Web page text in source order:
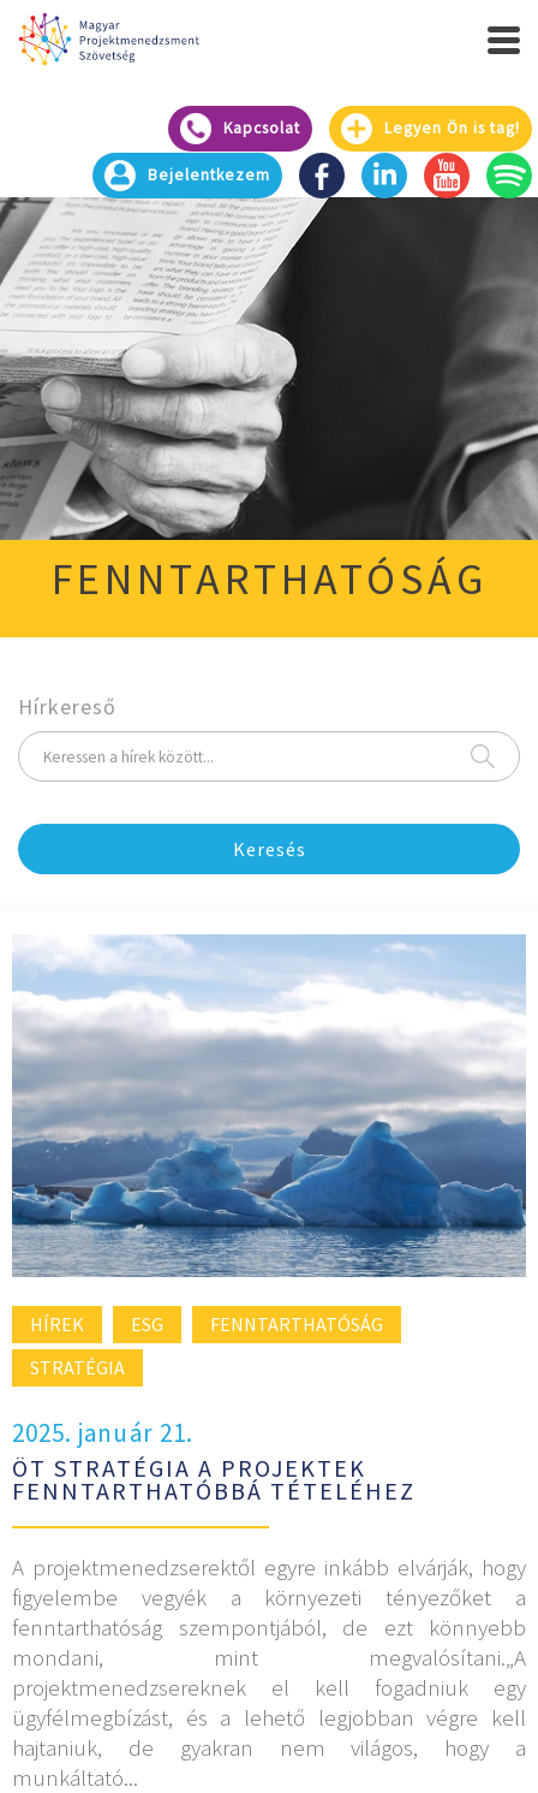
Kapcsolat Legyen Ön is tag!
Bejelentkezem
FENNTARTHATÓSÁG
Hírkereső
Keresés
HÍREK ESG
FENNTARTHATÓSÁG
STRATÉGIA
2025. január 21.
ÖT STRATÉGIA A PROJEKTEK
FENNTARTHATÓBBÁ TÉTELÉHEZ
A projektmenedzserektől egyre inkább elvárják, hogy
figyelembe vegyék a környezeti tényezőket a
fenntarthatóság szempontjából, de ezt könnyebb
mondani, mint megvalósítani.„A
projektmenedzsereknek el kell fogadniuk egy
ügyfélmegbízást, és a lehető legjobban végre kell
hajtaniuk, de gyakran nem világos, hogy a
munkáltató...